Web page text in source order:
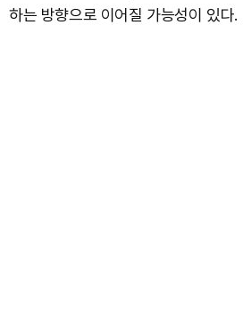
하는 방향으로 이어질 가능성이 있다.